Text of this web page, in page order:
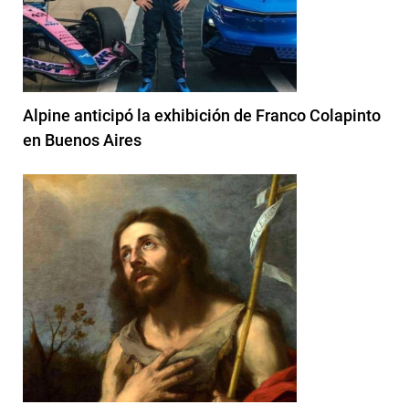
Alpine anticipó la exhibición de Franco Colapinto
en Buenos Aires